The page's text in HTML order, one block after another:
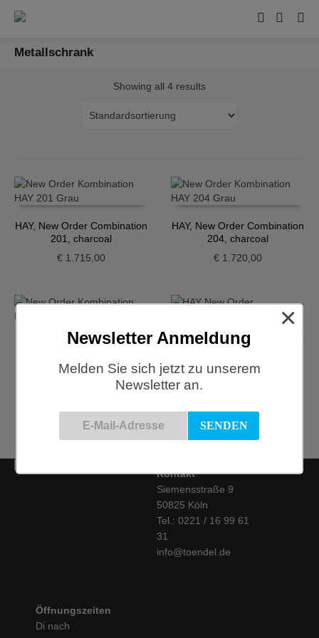
Metallschrank
Showing all 4 results
HAY, New Order Combination
201, charcoal
€1.715,00
HAY, New Order Combination
204, charcoal
€ 1.720,00
HAY, New Order Regal
€1.675,00
Combination 203 light grey
Kontakt
Siemensstraße 9
50825 Köln
Tel.: 0221 / 16 99 61
31
info@toendel.de
Öffnungszeiten
Di nach
Newsletter Anmeldung
Melden Sie sich jetzt zu unserem
Newsletter an.
×